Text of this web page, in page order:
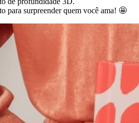
para surpreender quem você ama! 🤩